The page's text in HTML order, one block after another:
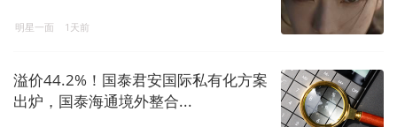
明星一面 1天前
溢价44.2%！国泰君安国际私有化方案
出炉，国泰海通境外整合...